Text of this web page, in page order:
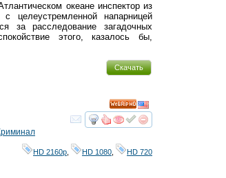
океане инспектор из
целеустремленной напарницей
за расследование загадочных
этого, казалось бы,
Скачать
смотретьинтересует
HD
HD 2160р HD 1080 HD 720